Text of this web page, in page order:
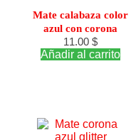
Mate calabaza color
azul con corona
11.00$
Añadir al carrito